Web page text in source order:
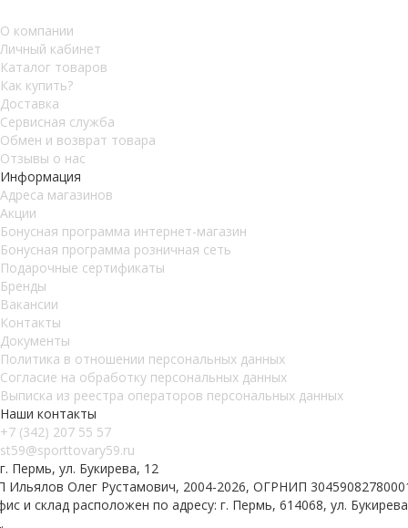
О компании
Личный кабинет
Каталог товаров
Как купить?
Доставка
Сервисная служба
Обмен и возврат товара
Отзывы о нас
Информация
Адреса магазинов
Акции
Бонусная программа интернет-магазин
Бонусная программа розничная сеть
Подарочные сертификаты
Бренды
Вакансии
Контакты
Документы
Политика в отношении персональных данных
Согласие на обработку персональных данных
Выписка из реестра операторов персональных данных
Наши контакты
+7 (342) 207 55 57
st59@sporttovary59.ru
г. Пермь, ул. Букирева, 12
Ильялов Олег Рустамович, 2004-2026, ОГРНИП
и склад расположен по адресу: г. Пермь, 614068, ул.